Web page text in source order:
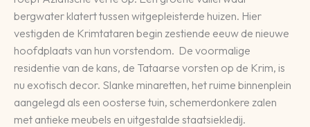
bergwater klatert tussen witgepleisterde huizen. Hier
vestigden de Krimtataren begin zestiende eeuw de nieuwe
hoofdplaats van hun vorstendom. De voormalige
residentie van de kans, de Tataarse vorsten op de Krim, is
nu exotisch decor. Slanke minaretten, het ruime binnenplein
aangelegd als een oosterse tuin, schemerdonkere zalen
met antieke meubels en uitgestalde staatsiekledij.